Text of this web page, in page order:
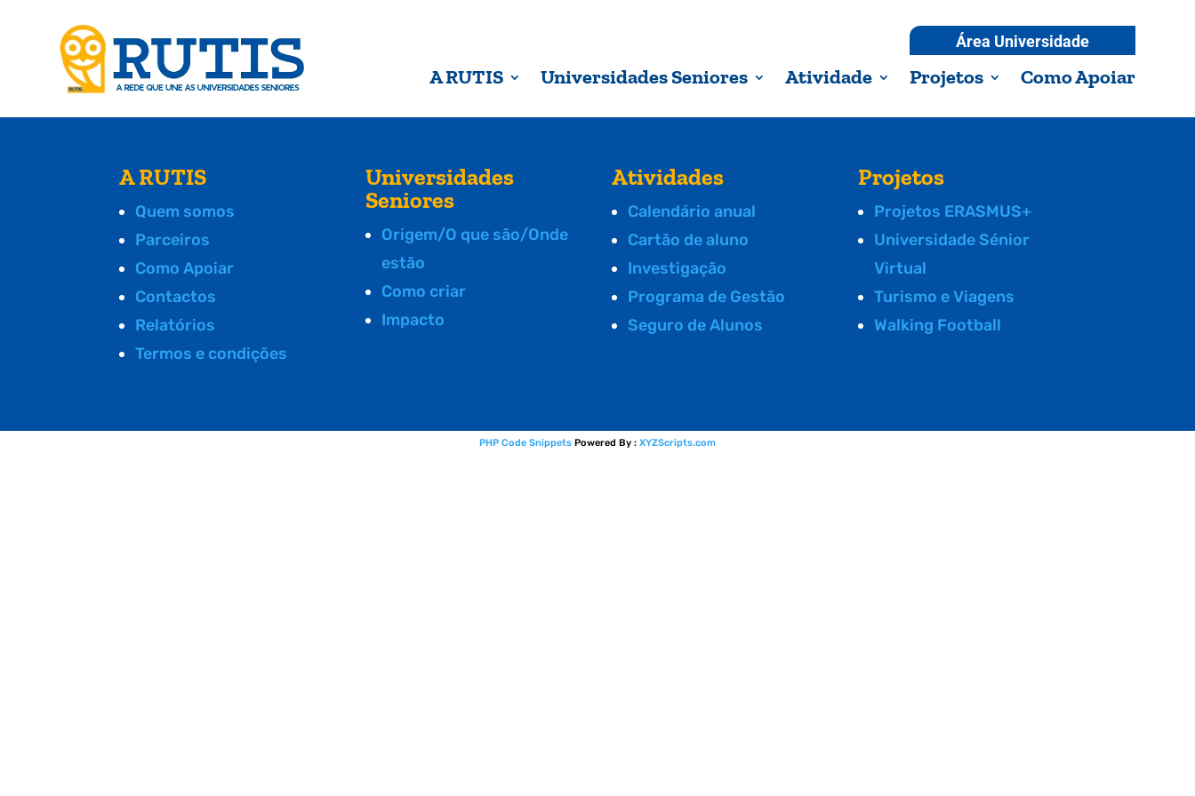
Área Universidade
A RUTIS Universidades Seniores Atividade Projetos Como Apoiar
A RUTIS
Quem somos
Parceiros
Como Apoiar
Contactos
Relatórios
Termos e condições
Universidades
Seniores
Origem/O que são/Onde
estão
Como criar
Impacto
Atividades
Calendário anual
Cartão de aluno
Investigação
Programa de Gestão
Seguro de Alunos
Projetos
Projetos ERASMUS+
Universidade Sénior
Virtual
Turismo e Viagens
Walking Football
PHP Code Snippets Powered By : XYZScripts.com